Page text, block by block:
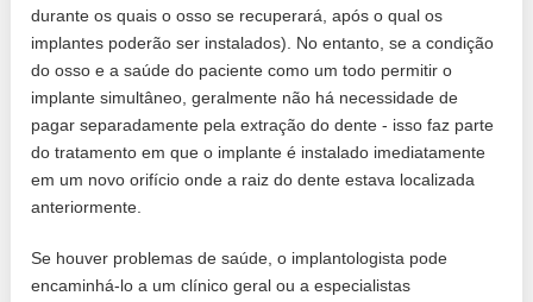
durante os quais o osso se recuperará, após o qual os
implantes poderão ser instalados). No entanto, se a condição
do osso e a saúde do paciente como um todo permitir o
implante simultâneo, geralmente não há necessidade de
pagar separadamente pela extração do dente - isso faz parte
do tratamento em que o implante é instalado imediatamente
em um novo orifício onde a raiz do dente estava localizada
anteriormente.
Se houver problemas de saúde, o implantologista pode
encaminhá-lo a um clínico geral ou a especialistas